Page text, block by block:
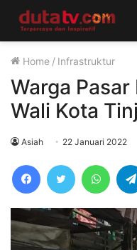
Home / Infrastruktur
Warga
Wali Kota
Asiah 22 Januari 2022
FacebookTwitter